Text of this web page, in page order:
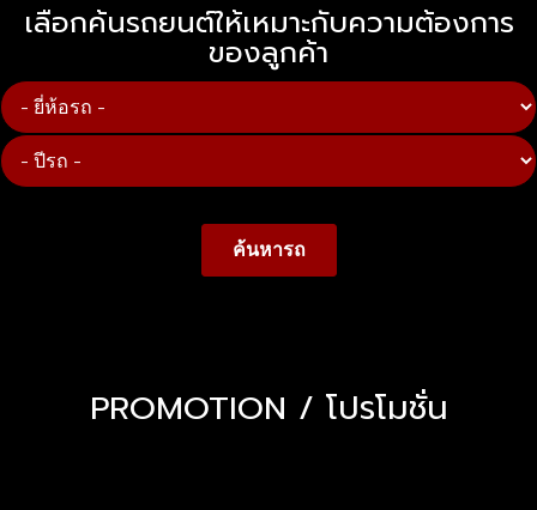
เลือกค้นรถยนต์ให้เหมาะกับความต้องการ
ของลูกค้า
PROMOTION / โปรโมชั่น